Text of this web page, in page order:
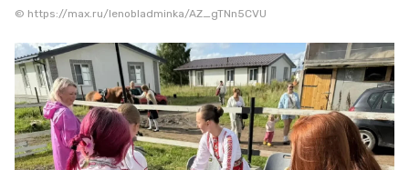
© https://max.ru/lenobladminka/AZ_gTNn5CVU